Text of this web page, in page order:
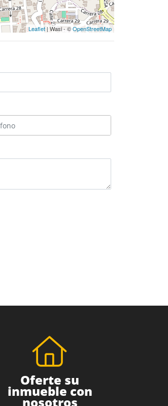
Leaflet | Wasi - ©OpenStreetMap
Oferte su
inmueble con
nosotros